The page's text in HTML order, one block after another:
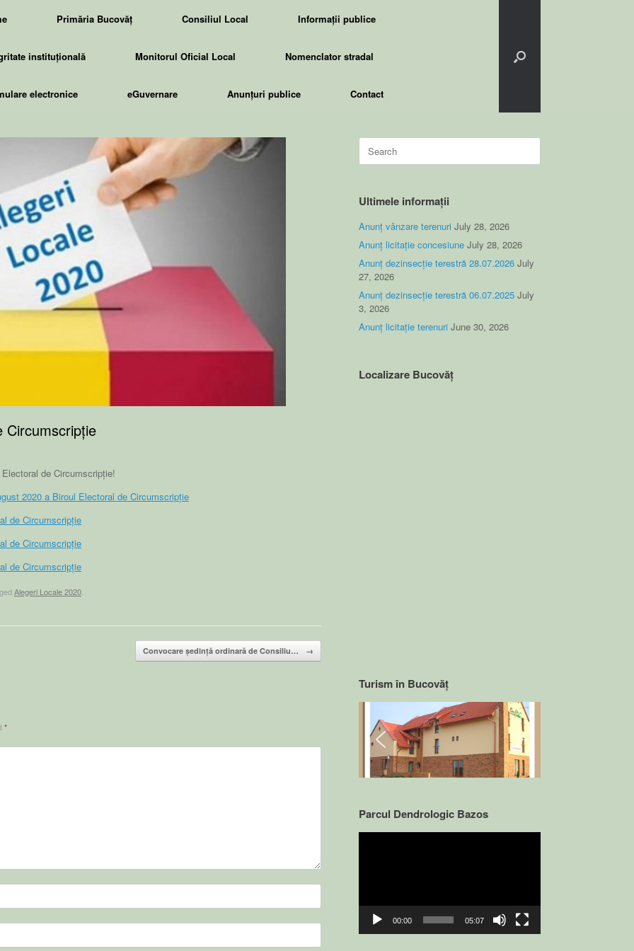
Primăria Bucovăț Consiliul Local Informații publice
instituțională Monitorul Oficial Local Nomenclator stradal
electronice eGuvernare Anunțuri publice Contact
Circumscripție
de Circumscripție!
2020 a Biroul Electoral de Circumscripție
de Circumscripție
de Circumscripție
de Circumscripție
Alegeri Locale 2020
Convocare ședință ordinară de Consiliu… →
*
Search
for:
Ultimele informații
Anunț vânzare terenuri July 28, 2026
Anunț licitație concesiune July 28, 2026
Anunț dezinsecție terestră 28.07.2026 July
27, 2026
Anunț dezinsecție terestră 06.07.2025 July
3, 2026
Anunț licitație terenuri June 30, 2026
Localizare Bucovăț
Turism în Bucovăț
Parcul Dendrologic Bazos
00:00 05:07